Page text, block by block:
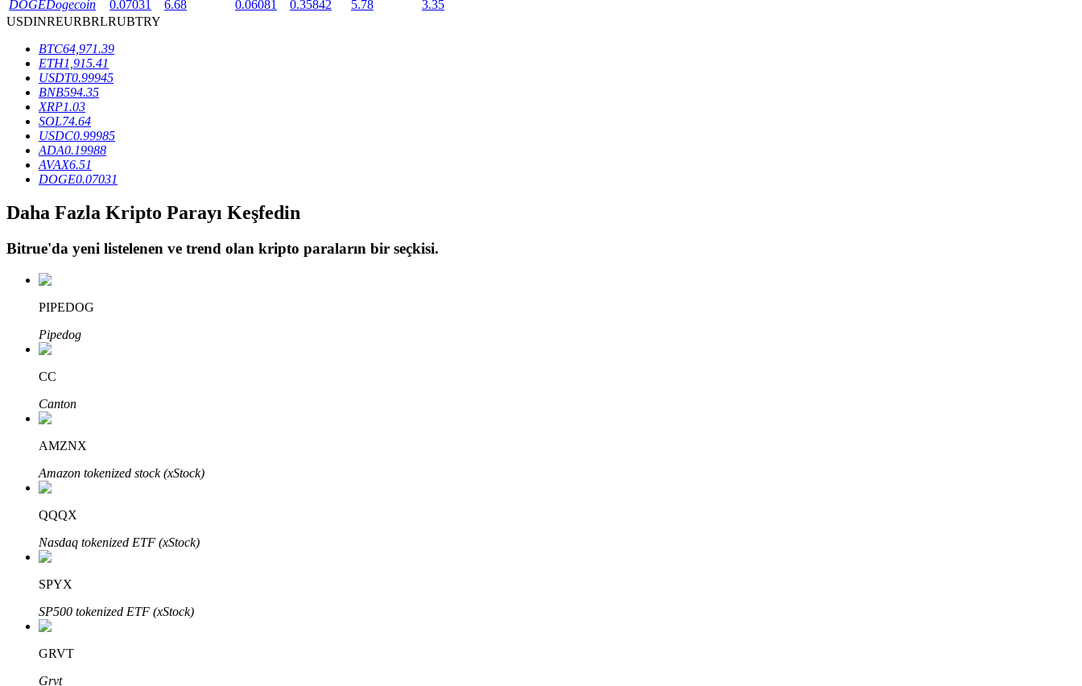
Yüksek getiri ve anında erişim
Launchpool
Popüler token'lar kazanmak için esnek staking
BTR Kilitleme
BTR sahiplerine özel yatırımlar
DOGEDogecoin 0.07031 6.68 0.06081 0.35842 5.78
3.35
USDINREURBRLRUBTRY
BTC64,971.39
ETH1,915.41
USDT0.99945
BNB594.35
XRP1.03
SOL74.64
USDC0.99985
ADA0.19988
AVAX6.51
DOGE0.07031
Daha Fazla Kripto Parayı Keşfedin
Bitrue'da yeni listelenen ve trend olan kripto paraların bir seçkisi.
PIPEDOG
Pipedog
CC
Canton
AMZNX
Amazon tokenized stock (xStock)
QQQX
Nasdaq tokenized ETF (xStock)
SPYX
SP500 tokenized ETF (xStock)
GRVT
Grvt